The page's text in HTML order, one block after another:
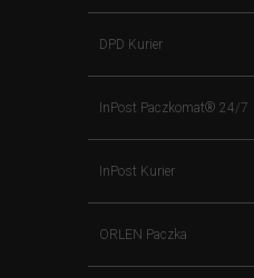
DPD Kurier
InPost Paczkomat® 24/7
InPost Kurier
ORLEN Paczka